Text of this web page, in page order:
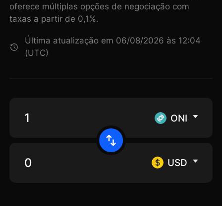
oferece múltiplas opções de negociação com
taxas a partir de 0,1%.
Última atualização em 06/08/2026 às 12:04
(UTC)
ONI
USD